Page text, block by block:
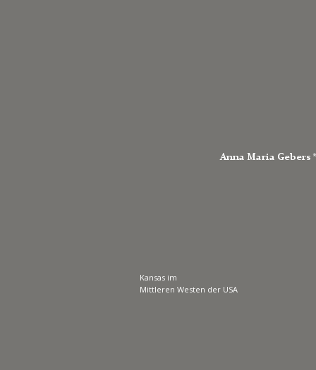
Anna Maria Gebers
Kansas im
Mittleren Westen der USA